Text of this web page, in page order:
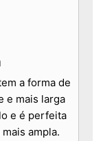
a forma de
e mais larga
e é perfeita
ampla.